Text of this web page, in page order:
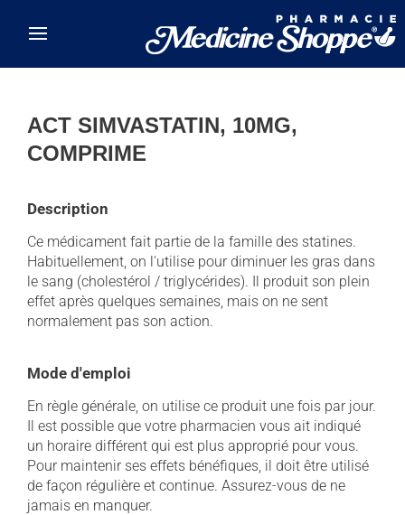
ACT SIMVASTATIN, 10MG,
COMPRIME
Description
Ce médicament fait partie de la famille des statines.
Habituellement, on l'utilise pour diminuer les gras dans
le sang (cholestérol / triglycérides). Il produit son plein
effet après quelques semaines, mais on ne sent
normalement pas son action.
Mode d'emploi
En règle générale, on utilise ce produit une fois par jour.
Il est possible que votre pharmacien vous ait indiqué
un horaire différent qui est plus approprié pour vous.
Pour maintenir ses effets bénéfiques, il doit être utilisé
de façon régulière et continue. Assurez-vous de ne
jamais en manquer.